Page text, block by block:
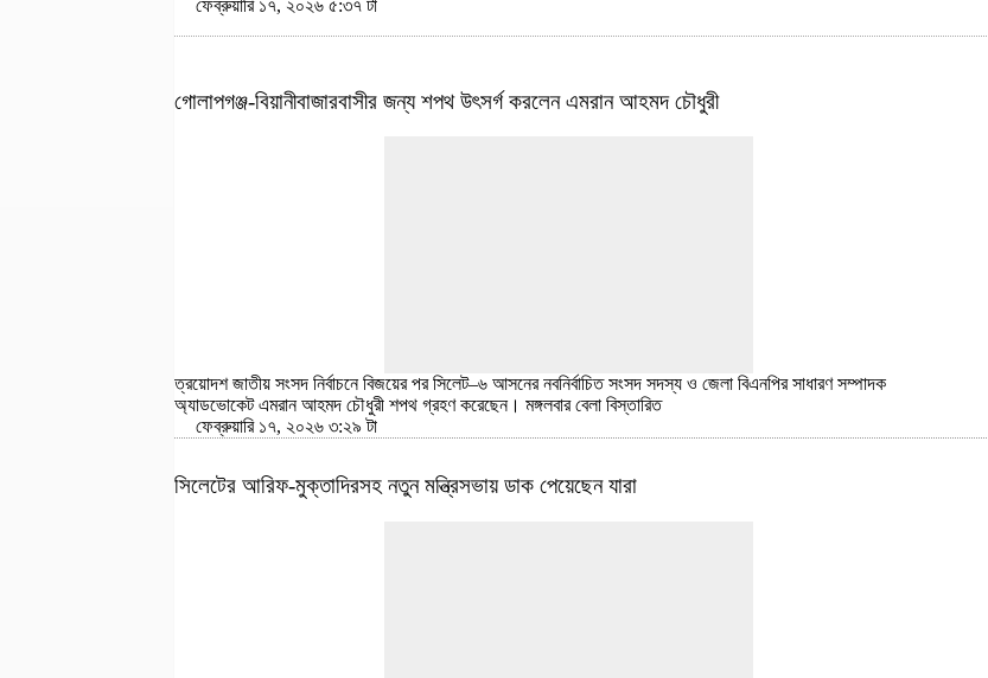
ফেব্রুয়ারি ১৭, ২০২৬ ৫:৩৭ টা
গোলাপগঞ্জ-বিয়ানীবাজারবাসীর জন্য শপথ উৎসর্গ করলেন এমরান আহমদ চৌধুরী
ত্রয়োদশ জাতীয় সংসদ নির্বাচনে বিজয়ের পর সিলেট–৬ আসনের নবনির্বাচিত সংসদ সদস্য ও জেলা বিএনপির সাধারণ সম্পাদক
অ্যাডভোকেট এমরান আহমদ চৌধুরী শপথ গ্রহণ করেছেন। মঙ্গলবার বেলা বিস্তারিত
ফেব্রুয়ারি ১৭, ২০২৬ ৩:২৯ টা
সিলেটের আরিফ-মুক্তাদিরসহ নতুন মন্ত্রিসভায় ডাক পেয়েছেন যারা